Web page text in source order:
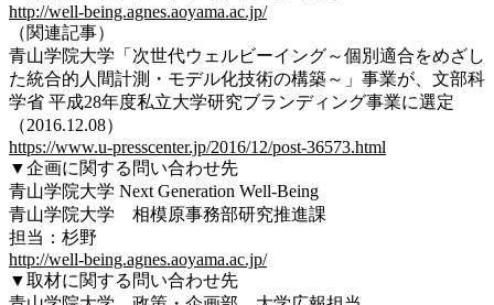
http://well-being.agnes.aoyama.ac.jp/
（関連記事）
青山学院大学「次世代ウェルビーイング～個別適合をめざし
た統合的人間計測・モデル化技術の構築～」事業が、文部科
学省 平成28年度私立大学研究ブランディング事業に選定
（2016.12.08）
https://www.u-presscenter.jp/2016/12/post-36573.html
▼企画に関する問い合わせ先
青山学院大学 Next Generation Well-Being
青山学院大学 相模原事務部研究推進課
担当：杉野
http://well-being.agnes.aoyama.ac.jp/
▼取材に関する問い合わせ先